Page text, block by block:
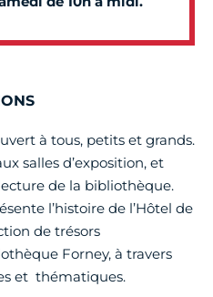
à tous, petits et grands.
salles d’exposition, et
de la bibliothèque.
l’histoire de l’Hôtel de
de trésors
Forney, à travers
et thématiques.